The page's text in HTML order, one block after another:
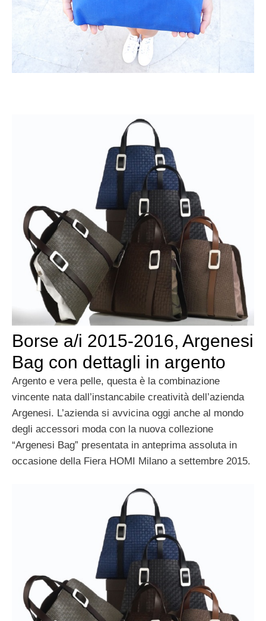
Borse a/i 2015-2016, Argenesi
Bag con dettagli in argento
Argento e vera pelle, questa è la combinazione
vincente nata dall’instancabile creatività dell’azienda
Argenesi. L’azienda si avvicina oggi anche al mondo
degli accessori moda con la nuova collezione
“Argenesi Bag” presentata in anteprima assoluta in
occasione della Fiera HOMI Milano a settembre 2015.